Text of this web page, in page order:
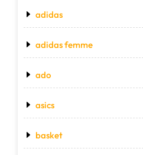
adidas
adidas femme
ado
asics
basket